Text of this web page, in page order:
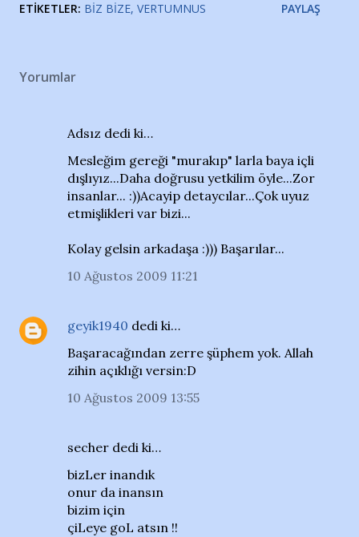
ETIKETLER: BIZ BIZE VERTUMNUS PAYLAŞ
Yorumlar
Adsız dedi ki…
Mesleğim gereği "murakıp" larla baya içli
dışlıyız...Daha doğrusu yetkilim öyle...Zor
insanlar... :))Acayip detaycılar...Çok uyuz
etmişlikleri var bizi...
Kolay gelsin arkadaşa :))) Başarılar...
10 Ağustos 2009 11:21
geyik1940 dedi ki…
Başaracağından zerre şüphem yok. Allah
zihin açıklığı versin:D
10 Ağustos 2009 13:55
secher dedi ki…
bizLer inandık
onur da inansın
bizim için
çiLeye goL atsın !!